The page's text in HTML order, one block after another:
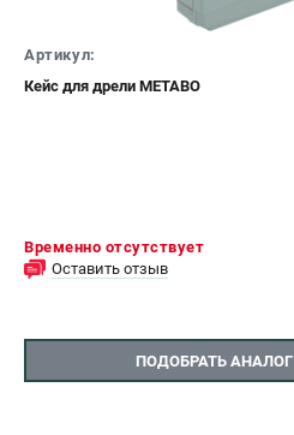
Артикул:
Кейс для дрели METABO
Временно отсутствует
Оставить отзыв
ПОДОБРАТЬ АНАЛОГ